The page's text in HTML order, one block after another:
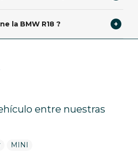
la BMW R18 ? +
entre nuestras
MINI